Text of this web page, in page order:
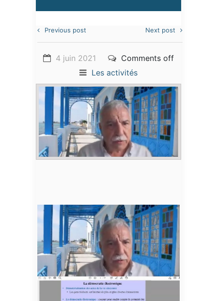
Previous post Next post
4 juin 2021
Comments off
Les activités